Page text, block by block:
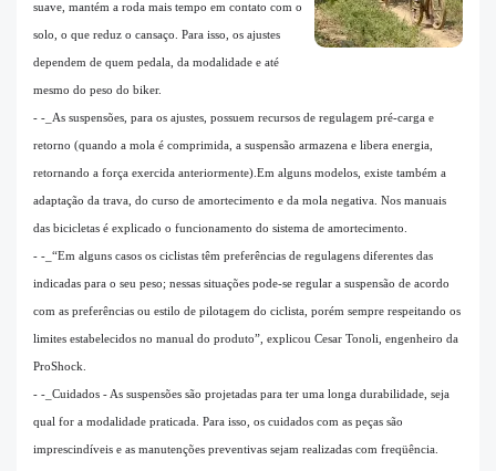
suave, mantém a roda mais tempo em contato com o
solo, o que reduz o cansaço. Para isso, os ajustes
dependem de quem pedala, da modalidade e até
mesmo do peso do biker.
- -_As suspensões, para os ajustes, possuem recursos de regulagem pré-carga e
retorno (quando a mola é comprimida, a suspensão armazena e libera energia,
retornando a força exercida anteriormente).Em alguns modelos, existe também a
adaptação da trava, do curso de amortecimento e da mola negativa. Nos manuais
das bicicletas é explicado o funcionamento do sistema de amortecimento.
- -_“Em alguns casos os ciclistas têm preferências de regulagens diferentes das
indicadas para o seu peso; nessas situações pode-se regular a suspensão de acordo
com as preferências ou estilo de pilotagem do ciclista, porém sempre respeitando os
limites estabelecidos no manual do produto”, explicou Cesar Tonoli, engenheiro da
ProShock.
- -_Cuidados - As suspensões são projetadas para ter uma longa durabilidade, seja
qual for a modalidade praticada. Para isso, os cuidados com as peças são
imprescindíveis e as manutenções preventivas sejam realizadas com freqüência.